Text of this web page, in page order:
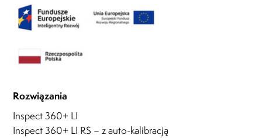
Rozwiązania
Inspect 360+ LI
Inspect 360+ LI RS – z auto-kalibracją